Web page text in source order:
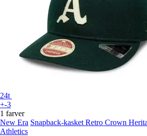
24t
+-3
1 farver
New Era Snapback-kasket Retro Crown
Athletics